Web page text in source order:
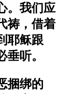
我们应
祷，借着
耶稣跟
听。
捆绑的